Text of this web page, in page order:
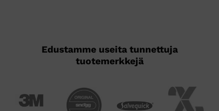
Edustamme useita tunnettuja
tuotemerkkejä